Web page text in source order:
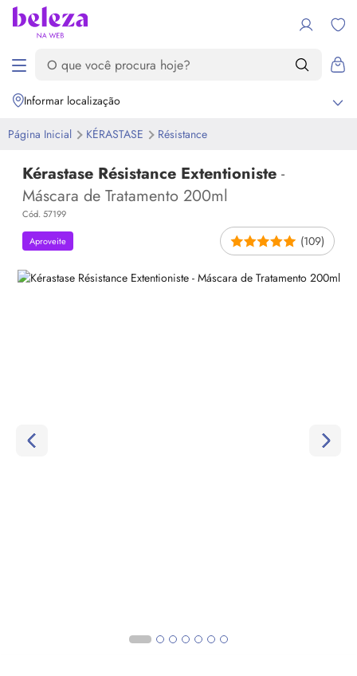
Informar localização
Página Inicial KÉRASTASE Résistance
Kérastase Résistance Extentioniste -
Máscara de Tratamento 200ml
Cód. 57199
Aproveite (109)